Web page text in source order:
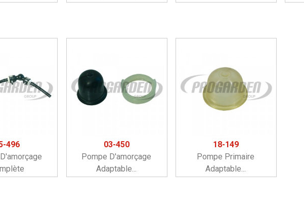
496
03-450
Pompe D'amorçage
Adaptable...
18-149
Pompe Primaire
Adaptable...